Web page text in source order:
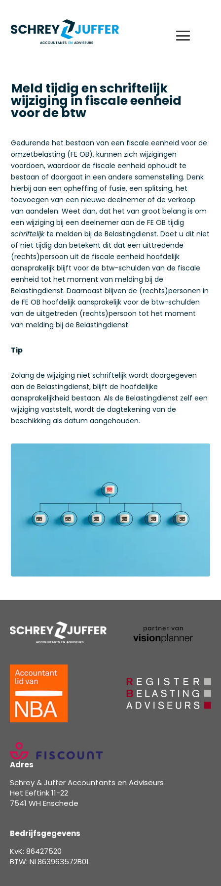
Meld tijdig en schriftelijk
wijziging in fiscale eenheid
voor de btw
Gedurende het bestaan van een fiscale eenheid voor de
omzetbelasting (FE OB), kunnen zich wijzigingen
voordoen, waardoor de fiscale eenheid ophoudt te
bestaan of doorgaat in een andere samenstelling. Denk
hierbij aan een opheffing of fusie, een splitsing, het
toevoegen van een nieuwe deelnemer of de verkoop
van aandelen. Weet dan, dat het van groot belang is om
een wijziging bij een deelnemer aan de FE OB tijdig
schriftelijkte melden bij de Belastingdienst. Doet u dit niet
of niet tijdig dan betekent dit dat een uittredende
(rechts)persoon uit de fiscale eenheid hoofdelijk
aansprakelijk blijft voor de btw-schulden van de fiscale
eenheid tot het moment van melding bij de
Belastingdienst. Daarnaast blijven de (rechts)personen in
de FE OB hoofdelijk aansprakelijk voor de btw-schulden
van de uitgetreden (rechts)persoon tot het moment
van melding bij de Belastingdienst.
Tip
Zolang de wijziging niet schriftelijk wordt doorgegeven
aan de Belastingdienst, blijft de hoofdelijke
aansprakelijkheid bestaan. Als de Belastingdienst zelf een
wijziging vaststelt, wordt de dagtekening van de
beschikking als datum aangehouden.
Adres
Schrey & Juffer Accountants en Adviseurs
Het Eeftink 11-22
7541 WH Enschede
Bedrijfsgegevens
KvK: 86427520
BTW: NL863963572B01